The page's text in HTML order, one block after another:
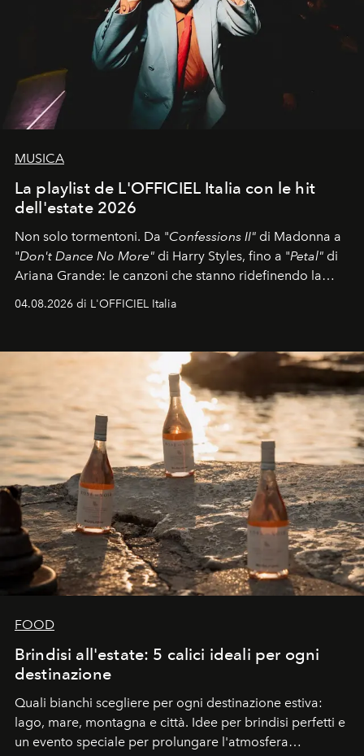
MUSICA
La playlist de L'OFFICIEL Italia con le hit
dell'estate 2026
Non solo tormentoni. Da "Confessions II" di Madonna a
"Don't Dance No More" di Harry Styles, fino a "Petal" di
Ariana Grande: le canzoni che stanno ridefinendo la
04.08.2026 di L'OFFICIEL Italia
FOOD
Brindisi all'estate: 5 calici ideali per ogni
destinazione
Quali bianchi scegliere per ogni destinazione estiva:
lago, mare, montagna e città. Idee per brindisi perfetti e
un evento speciale per prolungare l'atmosfera